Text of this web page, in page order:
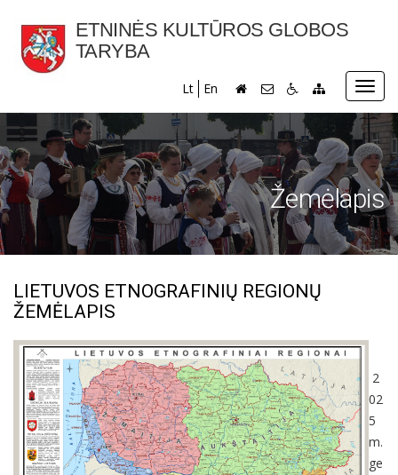
ETNINĖS KULTŪROS GLOBOS
TARYBA
Lt En
Žemėlapis
LIETUVOS ETNOGRAFINIŲ REGIONŲ
ŽEMĖLAPIS
2
02
5
m.
ge